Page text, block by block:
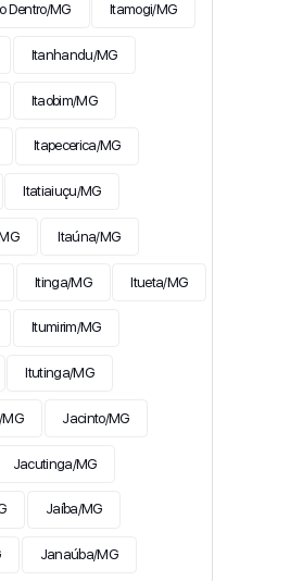
Dentro/MG Itamogi/MG
Itanhandu/MG
Itaobim/MG
Itapecerica/MG
Itatiaiuçu/MG
Itaúna/MG
Itinga/MG Itueta/MG
Itumirim/MG
Itutinga/MG
MG Jacinto/MG
Jacutinga/MG
Jaíba/MG
Janaúba/MG